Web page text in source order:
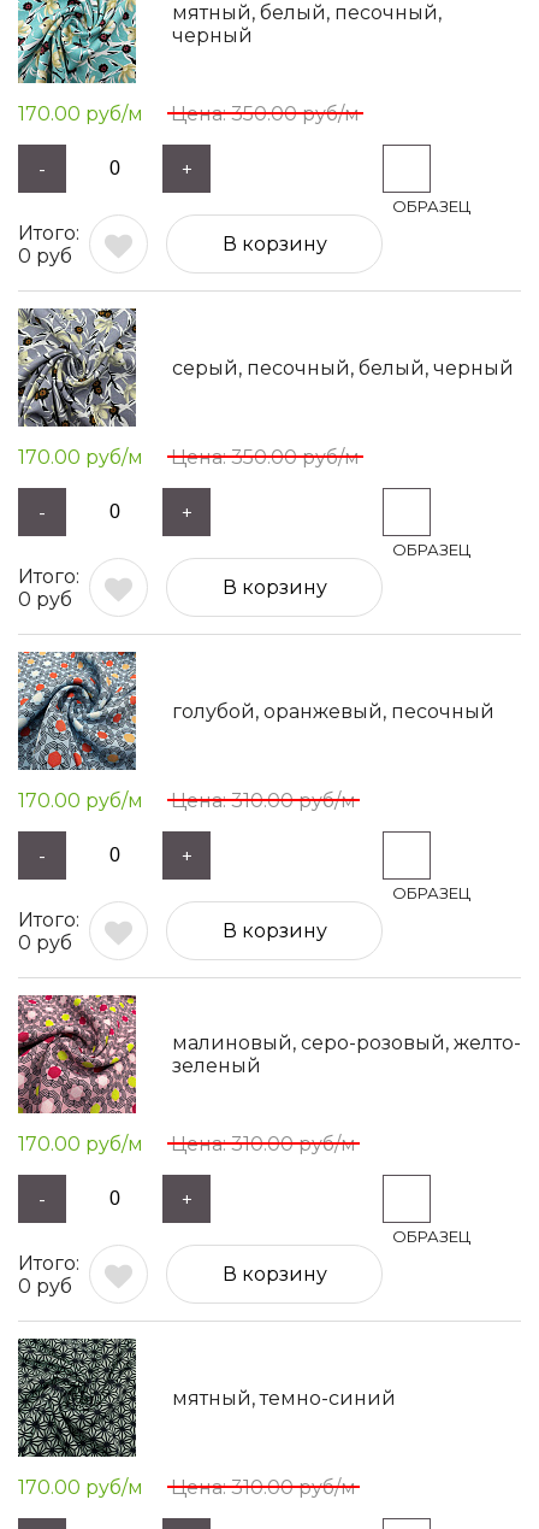
мятный, белый, песочный,
черный
170.00 руб/м 350.00руб/м
- +
0 руб
В корзину
серый, песочный, белый, черный
170.00 руб/м 350.00руб/м
- +
0 руб
В корзину
голубой, оранжевый, песочный
170.00 руб/м 310.00руб/м
- +
0 руб
В корзину
малиновый, серо-розовый, желто-
зеленый
170.00 руб/м 310.00руб/м
- +
0 руб
В корзину
мятный, темно-синий
170.00 руб/м 310.00руб/м